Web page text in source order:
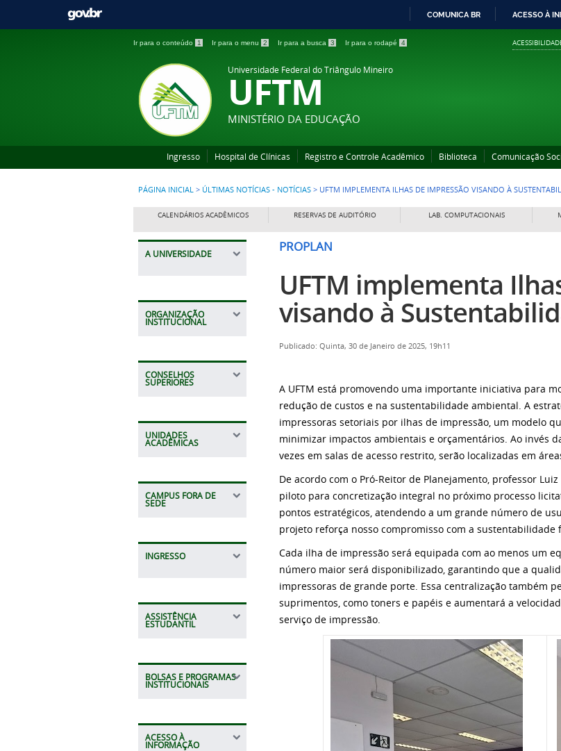
COMUNICA BR ACESSO À
Ir para o conteúdo 1 Ir para o menu 2 Ir para a busca 3 Ir para o rodapé 4
Universidade Federal do Triângulo Mineiro
UFTM
MINISTÉRIO DA EDUCAÇÃO
Ingresso Hospital de Clínicas Registro e Controle Acadêmico Biblioteca Comunicação
PÁGINA INICIAL > ÚLTIMAS NOTÍCIAS - NOTÍCIAS > UFTM IMPLEMENTA ILHAS DE IMPRESSÃO VISANDO À
CALENDÁRIOS ACADÊMICOS RESERVAS DE AUDITÓRIO LAB. COMPUTACIONAIS
A UNIVERSIDADE
ORGANIZAÇÃO
INSTITUCIONAL
CONSELHOS
SUPERIORES
UNIDADES
ACADÊMICAS
CAMPUS FORA DE
SEDE
INGRESSO
ASSISTÊNCIA
ESTUDANTIL
BOLSAS E PROGRAMAS
INSTITUCIONAIS
ACESSO À
INFORMAÇÃO
PROPLAN
UFTM implementa
visando à
Publicado: Quinta, 30 de Janeiro de 2025, 19h11
A UFTM está promovendo uma importante iniciativa para
redução de custos e na sustentabilidade ambiental. A
impressoras setoriais por ilhas de impressão, um modelo
minimizar impactos ambientais e orçamentários. Ao invés
vezes em salas de acesso restrito, serão localizadas em
De acordo com o Pró-Reitor de Planejamento, professor
piloto para concretização integral no próximo processo
pontos estratégicos, atendendo a um grande número de
projeto reforça nosso compromisso com a sustentabilidade
Cada ilha de impressão será equipada com ao menos um
número maior será disponibilizado, garantindo que a
impressoras de grande porte. Essa centralização também
suprimentos, como toners e papéis e aumentará a
serviço de impressão.